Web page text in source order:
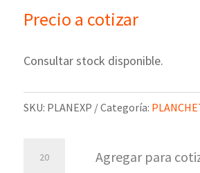
Precio a cotizar
Consultar stock disponible.
SKU: PLANEXP Categoría:
Agregar para